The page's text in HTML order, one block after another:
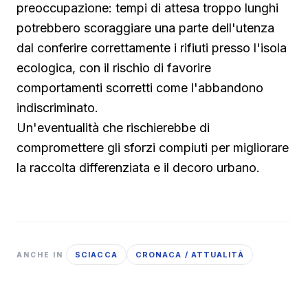
preoccupazione: tempi di attesa troppo lunghi
potrebbero scoraggiare una parte dell'utenza
dal conferire correttamente i rifiuti presso l'isola
ecologica, con il rischio di favorire
comportamenti scorretti come l'abbandono
indiscriminato.
Un'eventualità che rischierebbe di
compromettere gli sforzi compiuti per migliorare
la raccolta differenziata e il decoro urbano.
ANCHE IN SCIACCA CRONACA / ATTUALITÀ